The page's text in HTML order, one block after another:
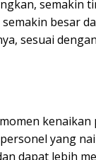
semakin
besar
sesuai
yang
dapat lebih